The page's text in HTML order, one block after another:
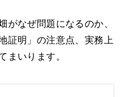
がなぜ問題になるのか、
証明」の注意点、実務上
まいります。